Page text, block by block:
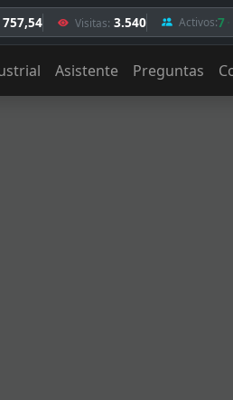
757,54 Visitas: 3.540 Activos:7
Asistente Preguntas